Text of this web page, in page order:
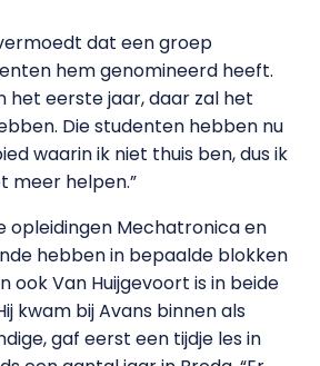
dat een groep
hem genomineerd heeft.
het eerste jaar, daar zal het
Die studenten hebben nu
waarin ik niet thuis ben, dus ik
meer helpen.”
opleidingen Mechatronica en
hebben in bepaalde blokken
ook Van Huijgevoort is in beide
kwam bij Avans binnen als
gaf eerst een tijdje les in